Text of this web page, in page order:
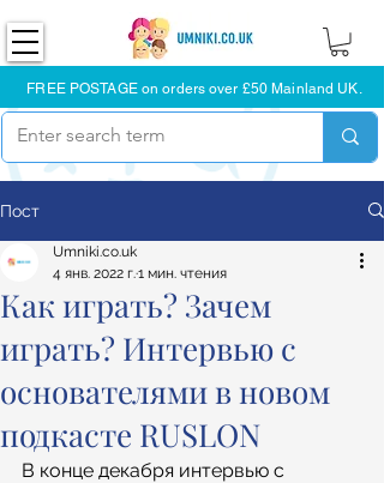
FREE POSTAGE on orders over £50 Mainland UK.
Пост
Как играть? Зачем
играть? Интервью с
основателями в новом
подкасте RUSLON
Umniki.co.uk
4 янв. 2022 г. 1 мин. чтения
В конце декабря интервью с